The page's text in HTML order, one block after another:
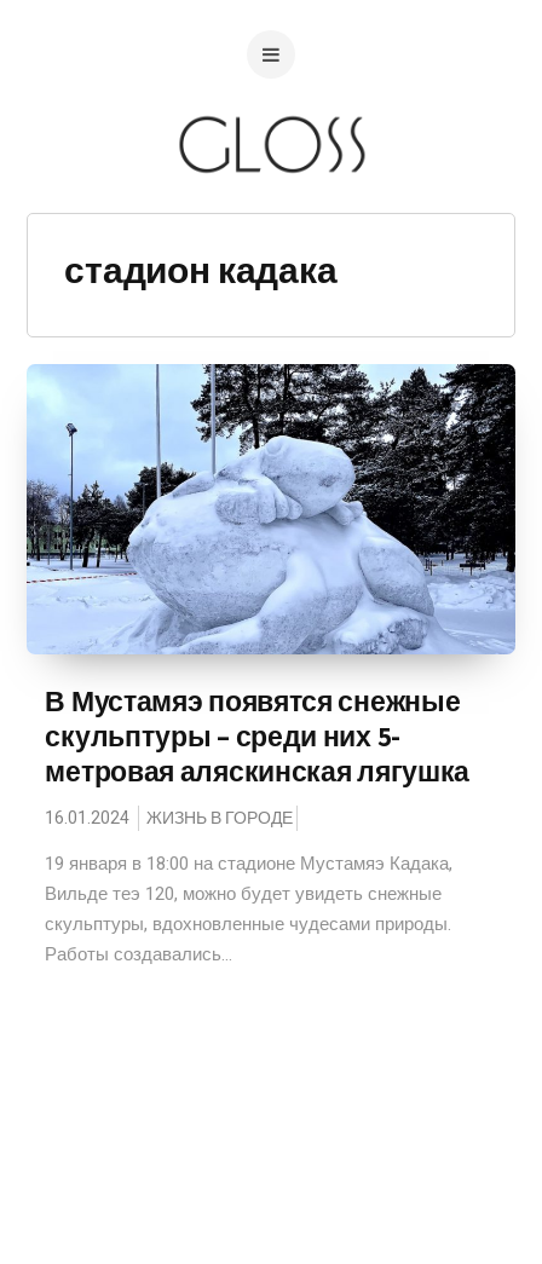
стадион кадака
В Мустамяэ появятся снежные
скульптуры – среди них 5-
метровая аляскинская лягушка
16.01.2024 ЖИЗНЬ В ГОРОДЕ
19 января в 18:00 на стадионе Мустамяэ Кадака,
Вильде теэ 120, можно будет увидеть снежные
скульптуры, вдохновленные чудесами природы.
Работы создавались...